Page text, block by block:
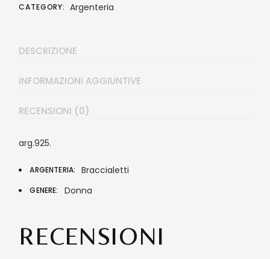
CATEGORY: Argenteria
DESCRIZIONE
INFORMAZIONI AGGIUNTIVE
RECENSIONI (0)
arg.925.
ARGENTERIA Braccialetti
GENERE Donna
RECENSIONI